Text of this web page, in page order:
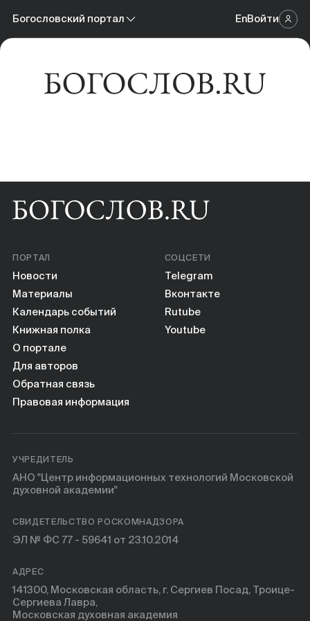
Богословский портал
Богословский портал
EnВойти
Новости
Научные инструменты
ПОРТАЛ
Новости
Материалы
Календарь событий
Книжная полка
О портале
Для авторов
Обратная связь
Правовая информация
СОЦСЕТИ
Telegram
Вконтакте
Rutube
Youtube
УЧРЕДИТЕЛЬ
АНО "Центр информационных технологий Московской
духовной академии"
СВИДЕТЕЛЬСТВО РОСКОМНАДЗОРА
ЭЛ № ФС 77 - 59641 от 23.10.2014
АДРЕС
141300, Московская область, г. Сергиев Посад, Троице-
Сергиева Лавра,
Московская духовная академия